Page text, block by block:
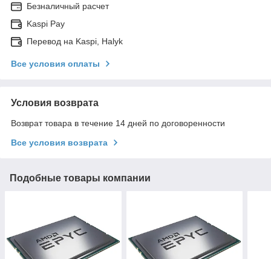
Безналичный расчет
Kaspi Pay
Перевод на Kaspi, Halyk
Все условия оплаты
Условия возврата
Возврат товара в течение 14 дней по договоренности
Все условия возврата
Подобные товары компании